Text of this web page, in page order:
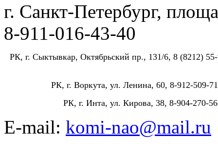
г. Санкт-Петербург,
8-911-016-43-40
РК, г. Сыктывкар, Октябрьский пр., 131/6, 8 (8212)
РК, г. Воркута, ул. Ленина, 60, 8-912-509-
РК, г. Инта, ул. Кирова, 38, 8-904-270-
E-mail: komi-nao@mail.ru